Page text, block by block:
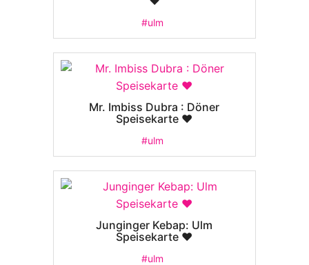
#ulm
Mr. Imbiss Dubra : Döner
Speisekarte ❤️
#ulm
Junginger Kebap: Ulm
Speisekarte ❤️
#ulm